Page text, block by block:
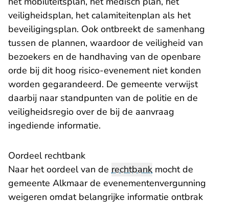
veiligheidsplan, het calamiteitenplan als het
beveiligingsplan. Ook ontbreekt de samenhang
tussen de plannen, waardoor de veiligheid van
bezoekers en de handhaving van de openbare
orde bij dit hoog risico-evenement niet konden
worden gegarandeerd. De gemeente verwijst
daarbij naar standpunten van de politie en de
veiligheidsregio over de bij de aanvraag
ingediende informatie.
Oordeel rechtbank
Naar het oordeel van de rechtbank mocht de
gemeente Alkmaar de evenementenvergunning
weigeren omdat belangrijke informatie ontbrak